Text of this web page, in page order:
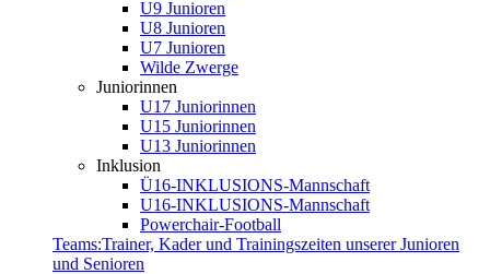
U9 Junioren
U8 Junioren
U7 Junioren
Wilde Zwerge
Juniorinnen
U17 Juniorinnen
U15 Juniorinnen
U13 Juniorinnen
Inklusion
Ü16-INKLUSIONS-Mannschaft
U16-INKLUSIONS-Mannschaft
Powerchair-Football
Teams:Trainer, Kader und Trainingszeiten unserer Junioren
und Senioren